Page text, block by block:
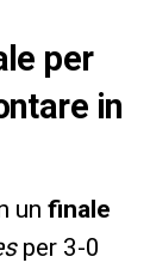
per
in
un finale
per 3-0